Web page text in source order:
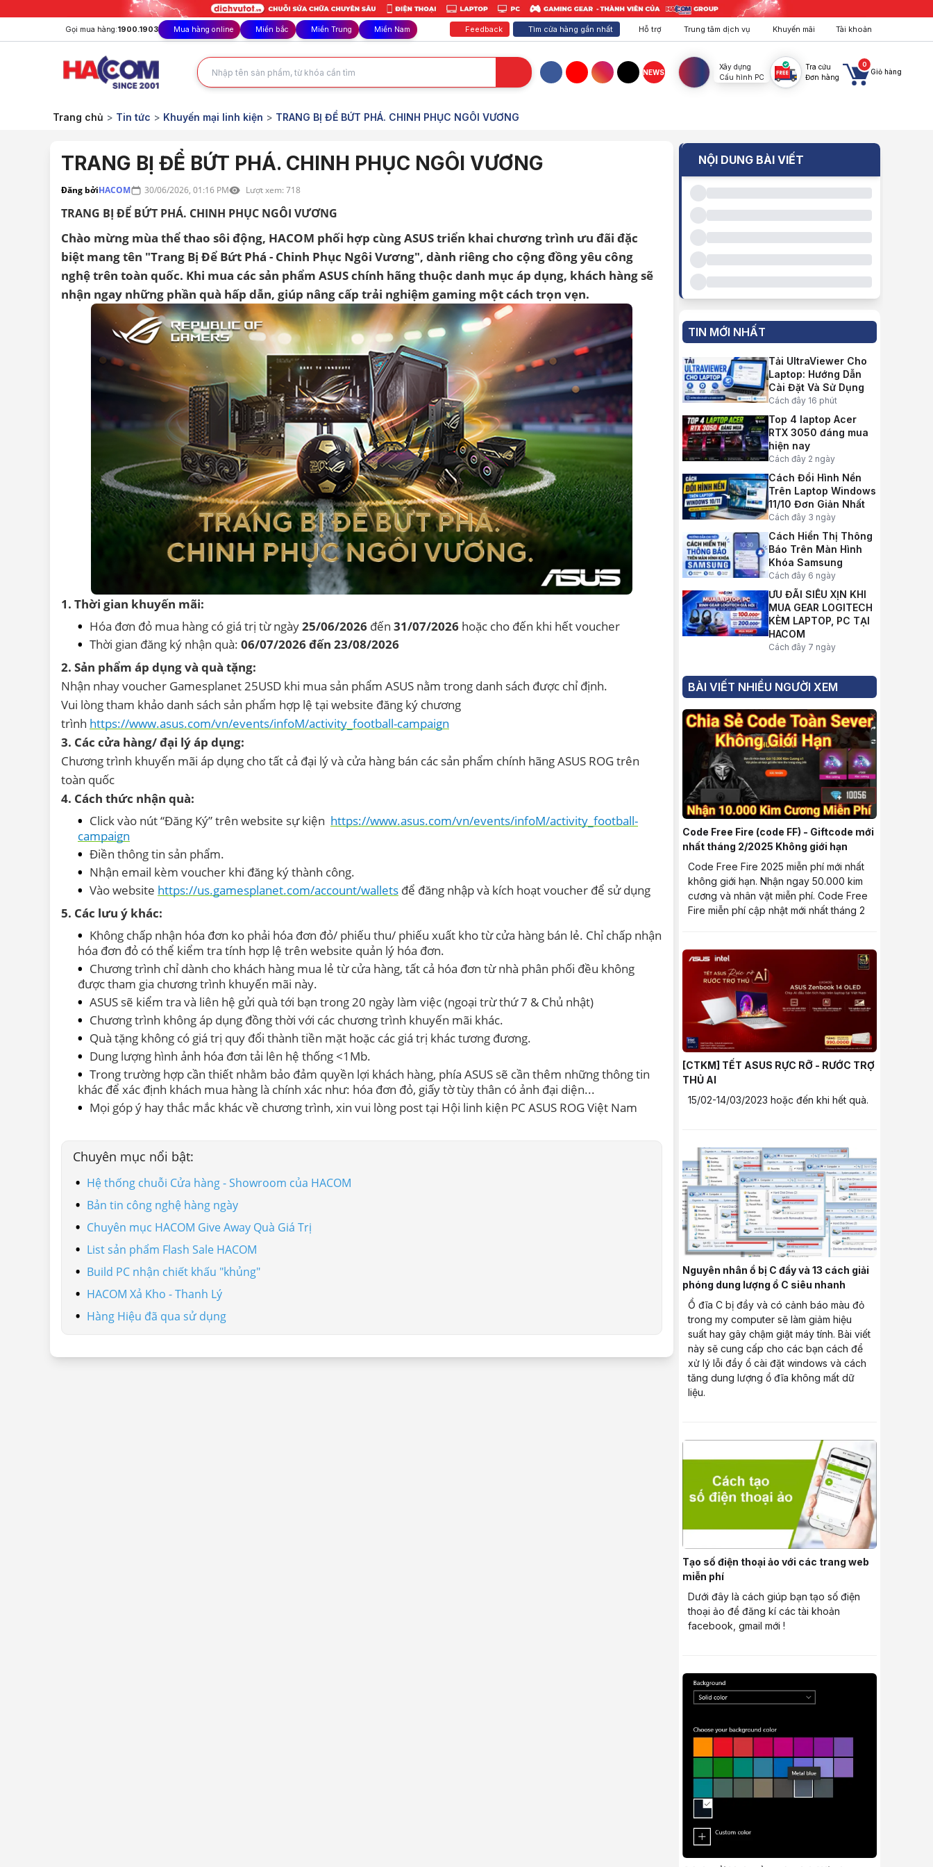
Gọi mua hàng:1900.1903 Mua hàng online Miền bắc Miền Trung Miền Nam Feedback Tìm cửa hàng gần nhất Hỗ trợ Trung tâm dịch vụ Khuyến mãi Tài khoản
FacebookYouTubeInstagram
TikTok
NEWS
Xây dựng
Cấu hình PC
Tra cứu
Đơn hàng
0
Giỏ hàng
Trang chủ > Tin tức > Khuyến mại linh kiện > TRANG BỊ ĐỂ BỨT PHÁ. CHINH PHỤC NGÔI VƯƠNG
TRANG BỊ ĐỂ BỨT PHÁ. CHINH PHỤC NGÔI VƯƠNG
Đăng bởiHACOM 30/06/2026, 01:16 PM Lượt xem: 718
TRANG BỊ ĐỂ BỨT PHÁ. CHINH PHỤC NGÔI VƯƠNG
Chào mừng mùa thể thao sôi động, HACOM phối hợp cùng ASUS triển khai chương trình ưu đãi đặc
biệt mang tên "Trang Bị Để Bứt Phá - Chinh Phục Ngôi Vương", dành riêng cho cộng đồng yêu công
nghệ trên toàn quốc. Khi mua các sản phẩm ASUS chính hãng thuộc danh mục áp dụng, khách hàng sẽ
nhận ngay những phần quà hấp dẫn, giúp nâng cấp trải nghiệm gaming một cách trọn vẹn.
1. Thời gian khuyến mãi:
Hóa đơn đỏ mua hàng có giá trị từ ngày25/06/2026 đến 31/07/2026 hoặc cho đến khi hết voucher
Thời gian đăng ký nhận quà: 06/07/2026 đến 23/08/2026
2. Sản phẩm áp dụng và quà tặng:
Nhận nhay voucher Gamesplanet 25USD khi mua sản phẩm ASUS nằm trong danh sách được chỉ định.
Vui lòng tham khảo danh sách sản phẩm hợp lệ tại website đăng ký chương
trình https://www.asus.com/vn/events/infoM/activity_football-campaign
3. Các cửa hàng/ đại lý áp dụng:
Chương trình khuyến mãi áp dụng cho tất cả đại lý và cửa hàng bán các sản phẩm chính hãng ASUS ROG trên
toàn quốc
4. Cách thức nhận quà:
Click vào nút “Đăng Ký” trên website sự kiện https://www.asus.com/vn/events/infoM/activity_football-
campaign
Điền thông tin sản phẩm.
Nhận email kèm voucher khi đăng ký thành công.
Vào website https://us.gamesplanet.com/account/wallets để đăng nhập và kích hoạt voucher để sử dụng
5. Các lưu ý khác:
Không chấp nhận hóa đơn ko phải hóa đơn đỏ/ phiếu thu/ phiếu xuất kho từ cửa hàng bán lẻ. Chỉ chấp nhận
hóa đơn đỏ có thể kiểm tra tính hợp lệ trên website quản lý hóa đơn.
Chương trình chỉ dành cho khách hàng mua lẻ từ cửa hàng, tất cả hóa đơn từ nhà phân phối đều không
được tham gia chương trình khuyến mãi này.
ASUS sẽ kiểm tra và liên hệ gửi quà tới bạn trong 20 ngày làm việc (ngoại trừ thứ 7 & Chủ nhật)
Chương trình không áp dụng đồng thời với các chương trình khuyến mãi khác.
Quà tặng không có giá trị quy đổi thành tiền mặt hoặc các giá trị khác tương đương.
Dung lượng hình ảnh hóa đơn tải lên hệ thống <1Mb.
Trong trường hợp cần thiết nhằm bảo đảm quyền lợi khách hàng, phía ASUS sẽ cần thêm những thông tin
khác để xác định khách mua hàng là chính xác như: hóa đơn đỏ, giấy tờ tùy thân có ảnh đại diện...
Mọi góp ý hay thắc mắc khác về chương trình, xin vui lòng post tại Hội linh kiện PC ASUS ROG Việt Nam
Chuyên mục nổi bật:
Hệ thống chuỗi Cửa hàng - Showroom của HACOM
Bản tin công nghệ hàng ngày
Chuyên mục HACOM Give Away Quà Giá Trị
List sản phẩm Flash Sale HACOM
Build PC nhận chiết khấu "khủng"
HACOM Xả Kho - Thanh Lý
Hàng Hiệu đã qua sử dụng
NỘI DUNG BÀI VIẾT
TIN MỚI NHẤT
Tải UltraViewer Cho
Laptop: Hướng Dẫn
Cài Đặt Và Sử Dụng
Cách đây 16 phút
Top 4 laptop Acer
RTX 3050 đáng mua
hiện nay
Cách đây 2 ngày
Cách Đổi Hình Nền
Trên Laptop Windows
11/10 Đơn Giản Nhất
Cách đây 3 ngày
Cách Hiển Thị Thông
Báo Trên Màn Hình
Khóa Samsung
Cách đây 6 ngày
ƯU ĐÃI SIÊU XỊN KHI
MUA GEAR LOGITECH
KÈM LAPTOP, PC TẠI
HACOM
Cách đây 7 ngày
BÀI VIẾT NHIỀU NGƯỜI XEM
Code Free Fire (code FF) - Giftcode mới
nhất tháng 2/2025 Không giới hạn
Code Free Fire 2025 miễn phí mới nhất
không giới hạn. Nhận ngay 50.000 kim
cương và nhân vật miễn phí. Code Free
Fire miễn phí cập nhật mới nhất tháng 2
[CTKM] TẾT ASUS RỰC RỠ - RƯỚC TRỢ
THỦ AI
15/02-14/03/2023 hoặc đến khi hết quà.
Nguyên nhân ổ bị C đầy và 13 cách giải
phóng dung lượng ổ C siêu nhanh
Ổ đĩa C bị đầy và có cảnh báo màu đỏ
trong my computer sẽ làm giảm hiệu
suất hay gây chậm giật máy tính. Bài viết
này sẽ cung cấp cho các bạn cách để
xử lý lỗi đầy ổ cài đặt windows và cách
tăng dung lượng ổ đĩa không mất dữ
liệu.
Tạo số điện thoại ảo với các trang web
miễn phí
Dưới đây là cách giúp bạn tạo số điện
thoại ảo để đăng kí các tài khoản
facebook, gmail mới !